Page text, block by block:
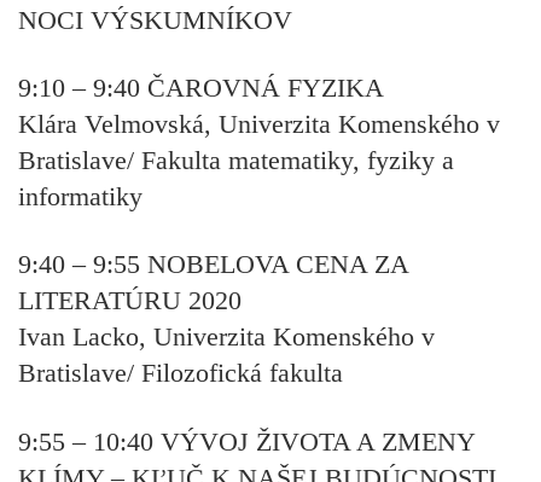
NOCI VÝSKUMNÍKOV
9:10 – 9:40 ČAROVNÁ FYZIKA
Klára Velmovská, Univerzita Komenského v
Bratislave/ Fakulta matematiky, fyziky a
informatiky
9:40 – 9:55 NOBELOVA CENA ZA
LITERATÚRU 2020
Ivan Lacko, Univerzita Komenského v
Bratislave/ Filozofická fakulta
9:55 – 10:40 VÝVOJ ŽIVOTA A ZMENY